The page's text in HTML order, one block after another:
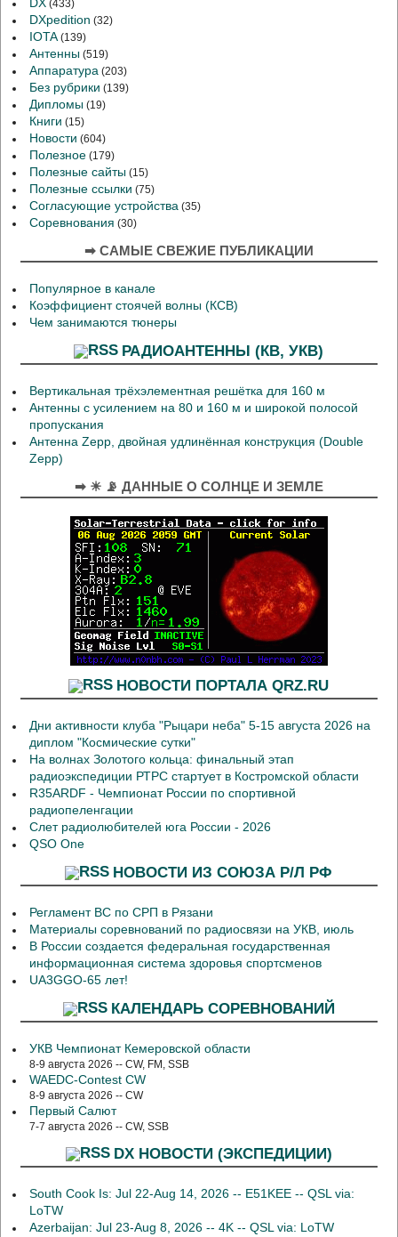
DX (433)
DXpedition (32)
IOTA(139)
Антенны (519)
Аппаратура (203)
Без рубрики (139)
Дипломы (19)
Книги (15)
Новости (604)
Полезное (179)
Полезные сайты (15)
Полезные ссылки (75)
Согласующие устройства (35)
Соревнования (30)
➡ САМЫЕ СВЕЖИЕ ПУБЛИКАЦИИ
Популярное в канале
Коэффициент стоячей волны (КСВ)
Чем занимаются тюнеры
РАДИОАНТЕННЫ (КВ, УКВ)
Вертикальная трёхэлементная решётка для 160 м
Антенны с усилением на 80 и 160 м и широкой полосой
пропускания
Антенна Zepp, двойная удлинённая конструкция (Double
Zepp)
➡ ☀ 📡 ДАННЫЕ О СОЛНЦЕ И ЗЕМЛЕ
НОВОСТИ ПОРТАЛА QRZ.RU
Дни активности клуба "Рыцари неба" 5-15 августа 2026 на
диплом "Космические сутки"
На волнах Золотого кольца: финальный этап
радиоэкспедиции РТРС стартует в Костромской области
R35ARDF - Чемпионат России по спортивной
радиопеленгации
Слет радиолюбителей юга России - 2026
QSO One
НОВОСТИ ИЗ СОЮЗА Р/Л РФ
Регламент ВС по СРП в Рязани
Материалы соревнований по радиосвязи на УКВ, июль
В России создается федеральная государственная
информационная система здоровья спортсменов
UA3GGO-65 лет!
КАЛЕНДАРЬ СОРЕВНОВАНИЙ
УКВ Чемпионат Кемеровской области
8-9 августа 2026 -- CW, FM, SSB
WAEDC-Contest CW
8-9 августа 2026 -- CW
Первый Салют
7-7 августа 2026 -- CW, SSB
DX НОВОСТИ (ЭКСПЕДИЦИИ)
South Cook Is: Jul 22-Aug 14, 2026 -- E51KEE -- QSL via:
LoTW
Azerbaijan: Jul 23-Aug 8, 2026 -- 4K -- QSL via: LoTW